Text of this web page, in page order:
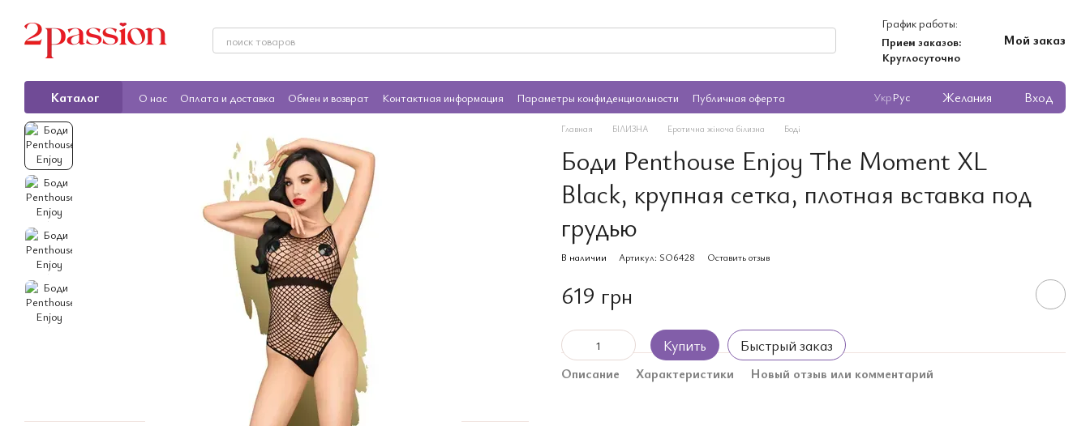
График работы:
Прием заказов:
Круглосуточно
Мой заказ
Каталог О нас Оплата и доставка Обмен и возврат Контактная информация Параметры конфиденциальности Публичная оферта УкрРус Желания Вход
Главная БІЛИЗНА Еротична жіноча білизна Боді
Боди Penthouse Enjoy The Moment XL
Black, крупная сетка, плотная вставка под
грудью
В наличии Артикул: SO6428 Оставить отзыв
619 грн
Купить Быстрый заказ
Описание Характеристики Новый отзыв или комментарий